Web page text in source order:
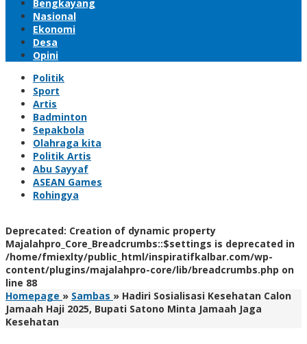
Bengkayang
Nasional
Ekonomi
Desa
Opini
Politik
Sport
Artis
Badminton
Sepakbola
Olahraga kita
Politik Artis
Abu Sayyaf
ASEAN Games
Rohingya
Deprecated: Creation of dynamic property
Majalahpro_Core_Breadcrumbs::$settings is deprecated in
/home/fmiexlty/public_html/inspiratifkalbar.com/wp-
content/plugins/majalahpro-core/lib/breadcrumbs.php on
line 88
Homepage » Sambas » Hadiri Sosialisasi Kesehatan Calon
Jamaah Haji 2025, Bupati Satono Minta Jamaah Jaga
Kesehatan